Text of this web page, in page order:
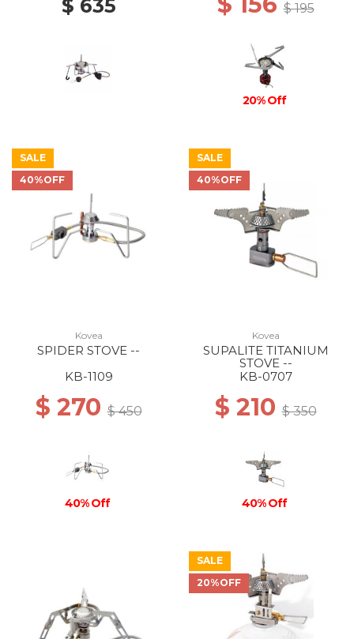
$ 635 $ 195
20% Off
SALE
40%OFF
Kovea
SPIDER STOVE --
KB-1109
$ 270$ 450
40% Off
SALE
40%OFF
Kovea
SUPALITE TITANIUM
STOVE --
KB-0707
$ 210$ 350
40% Off
SALE
20%OFF